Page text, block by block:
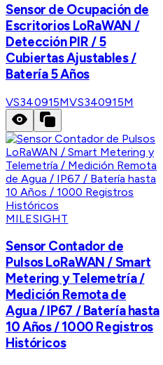
Sensor de Ocupación de
Escritorios LoRaWAN /
Detección PIR / 5
Cubiertas Ajustables /
Batería 5 Años
VS340915MVS340915M
MILESIGHT
Sensor Contador de
Pulsos LoRaWAN / Smart
Metering y Telemetría /
Medición Remota de
Agua / IP67 / Batería hasta
10 Años / 1000 Registros
Históricos